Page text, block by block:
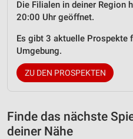
Die Filialen in deiner Region
20:00 Uhr geöffnet.
Es gibt 3 aktuelle Prospekte
Umgebung.
ZU DEN PROSPEKTEN
Finde das nächste
deiner Nähe